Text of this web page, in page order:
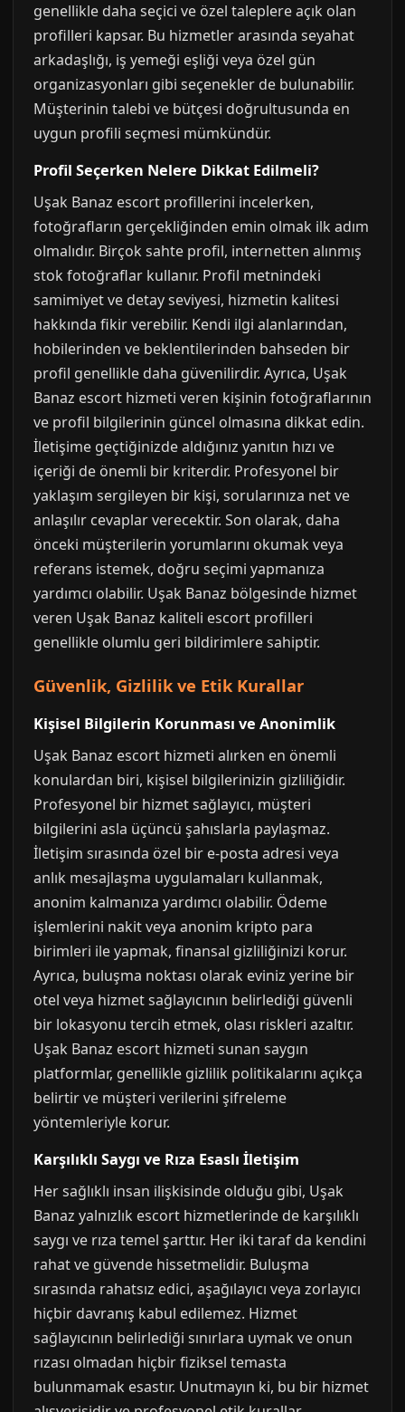
genellikle daha seçici ve özel taleplere açık olan
profilleri kapsar. Bu hizmetler arasında seyahat
arkadaşlığı, iş yemeği eşliği veya özel gün
organizasyonları gibi seçenekler de bulunabilir.
Müşterinin talebi ve bütçesi doğrultusunda en
uygun profili seçmesi mümkündür.
Profil Seçerken Nelere Dikkat Edilmeli?
Uşak Banaz escort profillerini incelerken,
fotoğrafların gerçekliğinden emin olmak ilk adım
olmalıdır. Birçok sahte profil, internetten alınmış
stok fotoğraflar kullanır. Profil metnindeki
samimiyet ve detay seviyesi, hizmetin kalitesi
hakkında fikir verebilir. Kendi ilgi alanlarından,
hobilerinden ve beklentilerinden bahseden bir
profil genellikle daha güvenilirdir. Ayrıca, Uşak
Banaz escort hizmeti veren kişinin fotoğraflarının
ve profil bilgilerinin güncel olmasına dikkat edin.
İletişime geçtiğinizde aldığınız yanıtın hızı ve
içeriği de önemli bir kriterdir. Profesyonel bir
yaklaşım sergileyen bir kişi, sorularınıza net ve
anlaşılır cevaplar verecektir. Son olarak, daha
önceki müşterilerin yorumlarını okumak veya
referans istemek, doğru seçimi yapmanıza
yardımcı olabilir. Uşak Banaz bölgesinde hizmet
veren Uşak Banaz kaliteli escort profilleri
genellikle olumlu geri bildirimlere sahiptir.
Güvenlik, Gizlilik ve Etik Kurallar
Kişisel Bilgilerin Korunması ve Anonimlik
Uşak Banaz escort hizmeti alırken en önemli
konulardan biri, kişisel bilgilerinizin gizliliğidir.
Profesyonel bir hizmet sağlayıcı, müşteri
bilgilerini asla üçüncü şahıslarla paylaşmaz.
İletişim sırasında özel bir e-posta adresi veya
anlık mesajlaşma uygulamaları kullanmak,
anonim kalmanıza yardımcı olabilir. Ödeme
işlemlerini nakit veya anonim kripto para
birimleri ile yapmak, finansal gizliliğinizi korur.
Ayrıca, buluşma noktası olarak eviniz yerine bir
otel veya hizmet sağlayıcının belirlediği güvenli
bir lokasyonu tercih etmek, olası riskleri azaltır.
Uşak Banaz escort hizmeti sunan saygın
platformlar, genellikle gizlilik politikalarını açıkça
belirtir ve müşteri verilerini şifreleme
yöntemleriyle korur.
Karşılıklı Saygı ve Rıza Esaslı İletişim
Her sağlıklı insan ilişkisinde olduğu gibi, Uşak
Banaz yalnızlık escort hizmetlerinde de karşılıklı
saygı ve rıza temel şarttır. Her iki taraf da kendini
rahat ve güvende hissetmelidir. Buluşma
sırasında rahatsız edici, aşağılayıcı veya zorlayıcı
hiçbir davranış kabul edilemez. Hizmet
sağlayıcının belirlediği sınırlara uymak ve onun
rızası olmadan hiçbir fiziksel temasta
bulunmamak esastır. Unutmayın ki, bu bir hizmet